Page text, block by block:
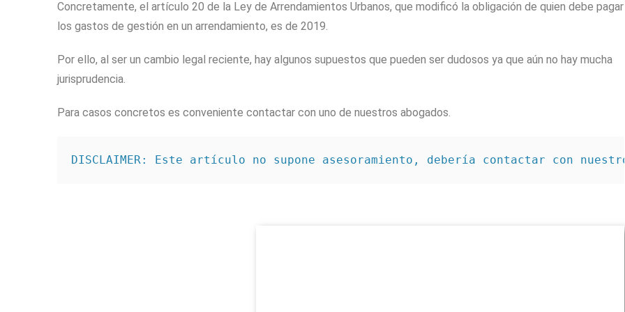
Concretamente, el artículo 20 de la Ley de Arrendamientos Urbanos, que modificó la obligación de quien debe pagar
los gastos de gestión en un arrendamiento, es de 2019.
Por ello, al ser un cambio legal reciente, hay algunos supuestos que pueden ser dudosos ya que aún no hay mucha
jurisprudencia.
Para casos concretos es conveniente contactar con uno de nuestros abogados.
DISCLAIMER: Este artículo no supone asesoramiento, debería contactar con